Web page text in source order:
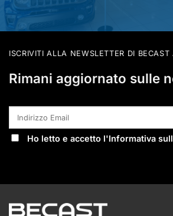
ISCRIVITI ALLA NEWSLETTER DI
Rimani aggiornato sulle
Ho letto e accetto l'Informativa